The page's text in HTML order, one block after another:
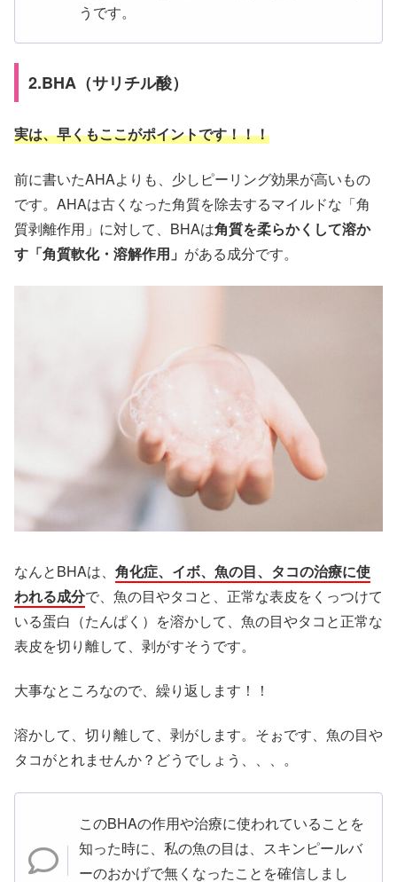
うです。
2.BHA（サリチル酸）
実は、早くもここがポイントです！！！
前に書いたAHAよりも、少しピーリング効果が高いもの
です。AHAは古くなった角質を除去するマイルドな「角
質剥離作用」に対して、BHAは角質を柔らかくして溶か
す「角質軟化・溶解作用」 がある成分です。
なんとBHAは、 角化症、イボ、魚の目、タコの治療に使
われる成分で、魚の目やタコと、正常な表皮をくっつけて
いる蛋白（たんぱく）を溶かして、魚の目やタコと正常な
表皮を切り離して、剥がすそうです。
大事なところなので、繰り返します！！
溶かして、切り離して、剥がします。そぉです、魚の目や
タコがとれませんか？どうでしょう、、、。
このBHAの作用や治療に使われていることを
知った時に、私の魚の目は、スキンピールバ
ーのおかげで無くなったことを確信しまし